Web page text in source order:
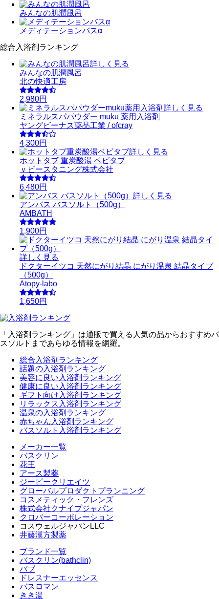
みんなの肌潤風呂
メディテーションバスα
総合入浴剤ランキング
詳しく見る
みんなの肌潤風呂
北の快適工房
2,980円
詳しく見る
ミネラルスパパウダー muku 薬用入浴剤
ヤングビーナス薬品工業 / ofcray
4,300円
詳しく見る
ホットタブ 重炭酸湯 ベビタブ
ｖビースタニング株式会社
6,480円
詳しく見る
アンバス バスソルト（500g）
AMBATH
1,900円
詳しく見る
ドクターイツコ 天然にがり結晶 にがり温泉 結晶タイプ
（500g）
Atopy-labo
1,650円
「入浴剤ランキング」は通販で買える人気の品からおすすめバ
スソルトまであらゆる情報を網羅。
総合入浴剤ランキング
話題の入浴剤ランキング
美容に良い入浴剤ランキング
健康に良い入浴剤ランキング
ギフト向け入浴剤ランキング
リラックス入浴剤ランキング
温泉の入浴剤ランキング
赤ちゃん入浴剤ランキング
バスソルト入浴剤ランキング
メーカー一覧
バスクリン
花王
アース製薬
ジーピークリエイツ
グローバルプロダクトプランニング
コスメティック・フレンズ
株式会社クナイプジャパン
クロバーコーポレーション
コスウェルジャパンLLC
井藤漢方製薬
ブランド一覧
バスクリン(bathclin)
バブ
ドレスナーエッセンス
バスロマン
きき湯